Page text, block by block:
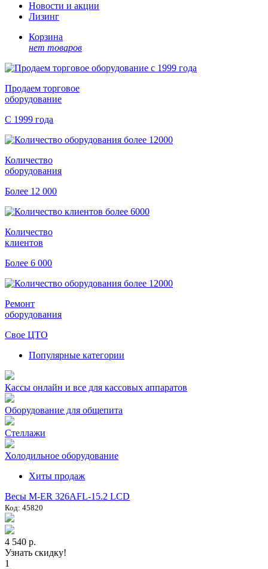
Новости и акции
Лизинг
Корзина
нет товаров
Продаем торговое
оборудование
С 1999 года
Количество
оборудования
Более 12 000
Количество
клиентов
Более 6 000
Ремонт
оборудования
Свое ЦТО
Популярные категории
Кассы онлайн и все для кассовых аппаратов
Оборудование для общепита
Стеллажи
Холодильное оборудование
Хиты продаж
Весы M-ER 326AFL-15.2 LCD
Код: 45820
4 540 р.
Узнать скидку!
1